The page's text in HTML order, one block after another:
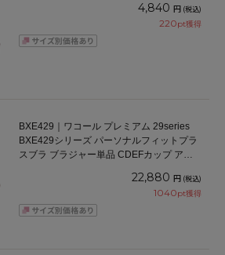
4,840 円 (税込)
220pt獲得
BXE429｜ワコール プレミアム 29series
BXE429シリーズ パーソナルフィットプラ
スブラ ブラジャー単品 CDEFカップ アン
22,880 円 (税込)
1040pt獲得